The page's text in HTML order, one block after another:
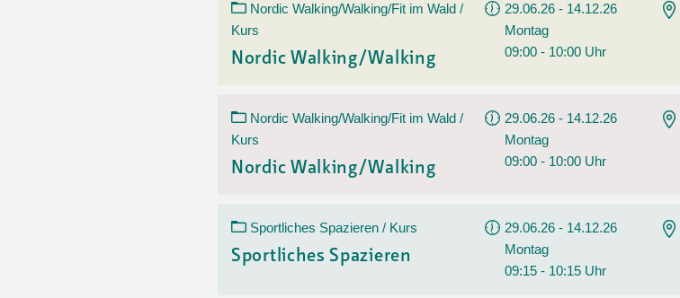
Nordic Walking/Walking/Fit im Wald /
Kurs
Nordic Walking/Walking
29.06.26 - 14.12.26
Montag
09:00 - 10:00 Uhr
Nordic Walking/Walking/Fit im Wald /
Kurs
Nordic Walking/Walking
29.06.26 - 14.12.26
Montag
09:00 - 10:00 Uhr
Sportliches Spazieren / Kurs
Sportliches Spazieren
29.06.26 - 14.12.26
Montag
09:15 - 10:15 Uhr